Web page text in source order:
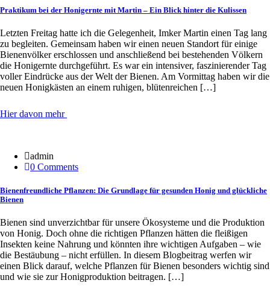
Praktikum bei der Honigernte mit Martin – Ein Blick hinter die Kulissen
Letzten Freitag hatte ich die Gelegenheit, Imker Martin einen Tag lang
zu begleiten. Gemeinsam haben wir einen neuen Standort für einige
Bienenvölker erschlossen und anschließend bei bestehenden Völkern
die Honigernte durchgeführt. Es war ein intensiver, faszinierender Tag
voller Eindrücke aus der Welt der Bienen. Am Vormittag haben wir die
neuen Honigkästen an einem ruhigen, blütenreichen […]
Hier davon mehr
admin
0 Comments
Bienenfreundliche Pflanzen: Die Grundlage für gesunden Honig und glückliche
Bienen
Bienen sind unverzichtbar für unsere Ökosysteme und die Produktion
von Honig. Doch ohne die richtigen Pflanzen hätten die fleißigen
Insekten keine Nahrung und könnten ihre wichtigen Aufgaben – wie
die Bestäubung – nicht erfüllen. In diesem Blogbeitrag werfen wir
einen Blick darauf, welche Pflanzen für Bienen besonders wichtig sind
und wie sie zur Honigproduktion beitragen. […]